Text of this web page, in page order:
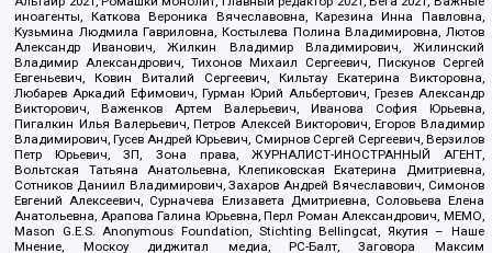
иноагенты, Каткова Вероника Вячеславовна, Карезина Инна Павловна,
Кузьмина Людмила Гавриловна, Костылева Полина Владимировна, Лютов
Александр Иванович, Жилкин Владимир Владимирович, Жилинский
Владимир Александрович, Тихонов Михаил Сергеевич, Пискунов Сергей
Евгеньевич, Ковин Виталий Сергеевич, Кильтау Екатерина Викторовна,
Любарев Аркадий Ефимович, Гурман Юрий Альбертович, Грезев Александр
Викторович, Важенков Артем Валерьевич, Иванова София Юрьевна,
Пигалкин Илья Валерьевич, Петров Алексей Викторович, Егоров Владимир
Владимирович, Гусев Андрей Юрьевич, Смирнов Сергей Сергеевич, Верзилов
Петр Юрьевич, ЗП, Зона права, ЖУРНАЛИСТ-ИНОСТРАННЫЙ АГЕНТ,
Вольтская Татьяна Анатольевна, Клепиковская Екатерина Дмитриевна,
Сотников Даниил Владимирович, Захаров Андрей Вячеславович, Симонов
Евгений Алексеевич, Сурначева Елизавета Дмитриевна, Соловьева Елена
Анатольевна, Арапова Галина Юрьевна, Перл Роман Александрович, МЕМО,
Mason G.E.S. Anonymous Foundation, Stichting Bellingcat, Якутия – Наше
Мнение, Москоу диджитал медиа, РС-Балт, Заговора Максим